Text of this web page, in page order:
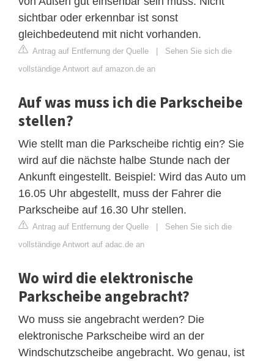
sichtbar oder erkennbar ist sonst
gleichbedeutend mit nicht vorhanden.
Antrag auf Entfernung der Quelle | Sehen Sie sich die
vollständige Antwort auf amazon.de an
Auf was muss ich die Parkscheibe
stellen?
Wie stellt man die Parkscheibe richtig ein? Sie
wird auf die nächste halbe Stunde nach der
Ankunft eingestellt. Beispiel: Wird das Auto um
16.05 Uhr abgestellt, muss der Fahrer die
Parkscheibe auf 16.30 Uhr stellen.
Antrag auf Entfernung der Quelle | Sehen Sie sich die
vollständige Antwort auf adac.de an
Wo wird die elektronische
Parkscheibe angebracht?
Wo muss sie angebracht werden? Die
elektronische Parkscheibe wird an der
Windschutzscheibe angebracht. Wo genau, ist